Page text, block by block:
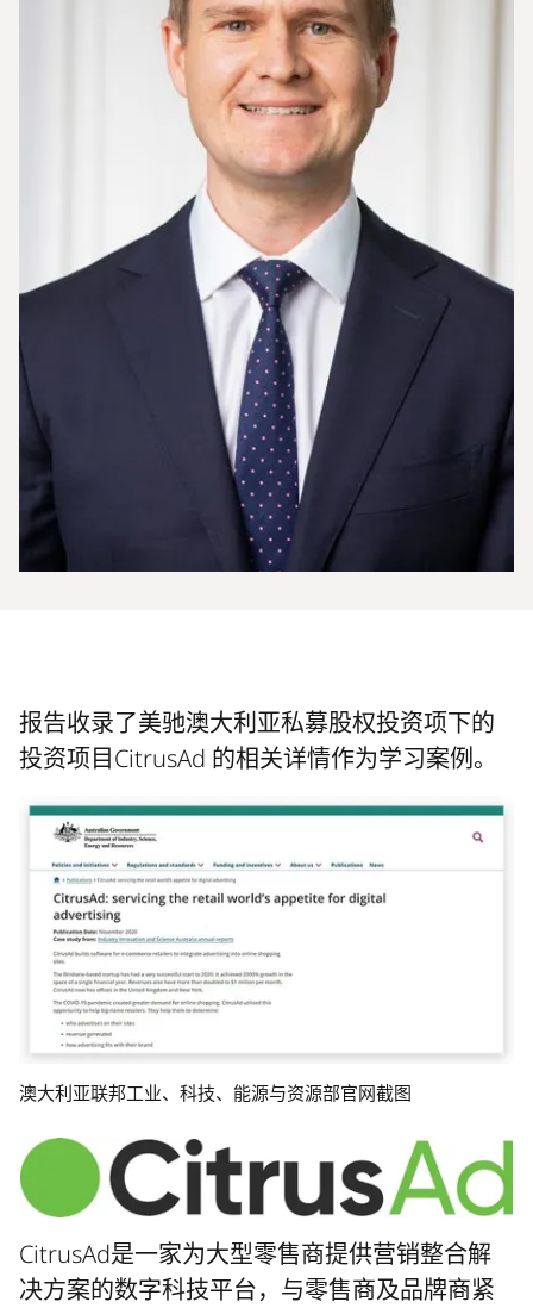
报告收录了美驰澳大利亚私募股权投资项下的
投资项目CitrusAd 的相关详情作为学习案例。
澳大利亚联邦工业、科技、能源与资源部官网截图
CitrusAd是一家为大型零售商提供营销整合解
决方案的数字科技平台，与零售商及品牌商紧